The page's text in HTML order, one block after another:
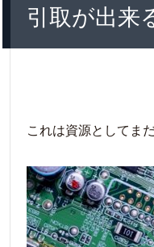
引取が出来
これは資源としてま